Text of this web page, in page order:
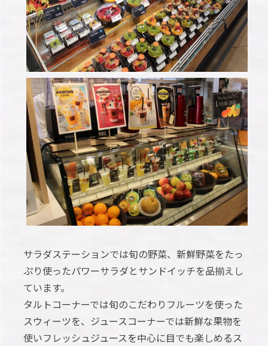
サラダステーションでは旬の野菜、新鮮野菜をたっ
ぷり使ったパワーサラダとサンドイッチを品揃えし
ています。
タルトコーナーでは旬のこだわりフルーツを使った
スウィーツを、ジュースコーナーでは新鮮な果物を
使いフレッシュジュースを中心に目でも楽しめるス